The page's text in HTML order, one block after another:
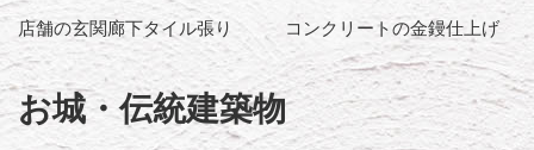
店舗の玄関廊下タイル張り コンクリートの金鏝仕上げ
お城・伝統建築物